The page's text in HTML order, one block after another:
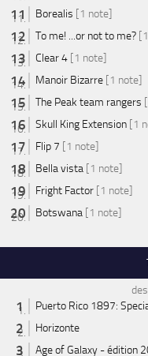
Borealis [1 note]
To me! ...or not to me?
Clear 4 [1 note]
Manoir Bizarre [1 note]
The Peak team rangers
Skull King Extension [1
Flip 7 [1 note]
Bella vista [1 note]
Fright Factor [1 note]
Botswana [1 note]
Puerto Rico 1897:
Horizonte
Age of Galaxy - édition